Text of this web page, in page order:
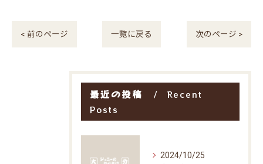
< 前のページ 一覧に戻る 次のページ >
最近の投稿
Recent
Posts
2024/10/25